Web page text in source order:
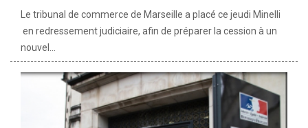
Le tribunal de commerce de Marseille a placé ce jeudi Minelli
en redressement judiciaire, afin de préparer la cession à un
nouvel...